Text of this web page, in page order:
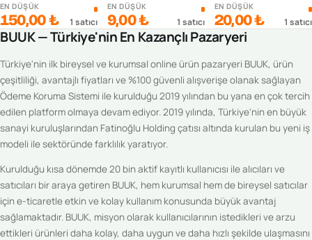
EN DÜŞÜK
150,00 ₺ 1 satıcı
EN DÜŞÜK
9,00 ₺ 1 satıcı
EN DÜŞÜK
20,00 ₺ 1 satıcı
BUUK — Türkiye'nin En Kazançlı Pazaryeri
Türkiye'nin ilk bireysel ve kurumsal online ürün pazaryeri BUUK, ürün
çeşitliliği, avantajlı fiyatları ve %100 güvenli alışverişe olanak sağlayan
Ödeme Koruma Sistemi ile kurulduğu 2019 yılından bu yana en çok tercih
edilen platform olmaya devam ediyor. 2019 yılında, Türkiye'nin en büyük
sanayi kuruluşlarından Fatinoğlu Holding çatısı altında kurulan bu yeni iş
modeli ile sektöründe farklılık yaratıyor.
Kurulduğu kısa dönemde 20 bin aktif kayıtlı kullanıcısı ile alıcıları ve
satıcıları bir araya getiren BUUK, hem kurumsal hem de bireysel satıcılar
için e-ticaretle etkin ve kolay kullanım konusunda büyük avantaj
sağlamaktadır. BUUK, misyon olarak kullanıcılarının istedikleri ve arzu
ettikleri ürünleri daha kolay, daha uygun ve daha hızlı şekilde ulaşmasını